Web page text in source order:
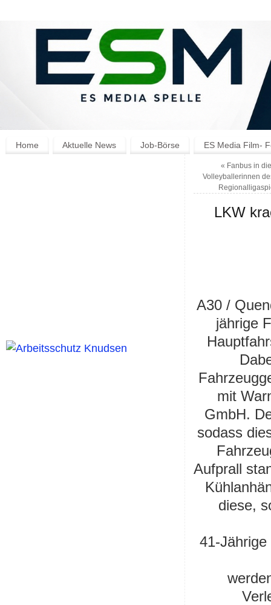
Home Aktuelle News Job-Börse ES Media Film-
« Fanbus in
Volleyballerinnen
LKW
A30 /
jährige
mit
GmbH.
sodass
Aufprall
diese,
41-